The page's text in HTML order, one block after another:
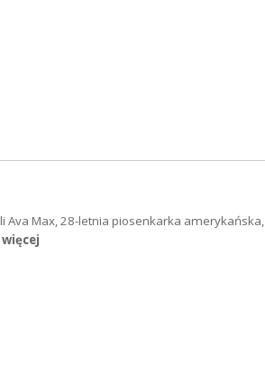
Ava Max, 28-letnia piosenkarka amerykańska,
więcej